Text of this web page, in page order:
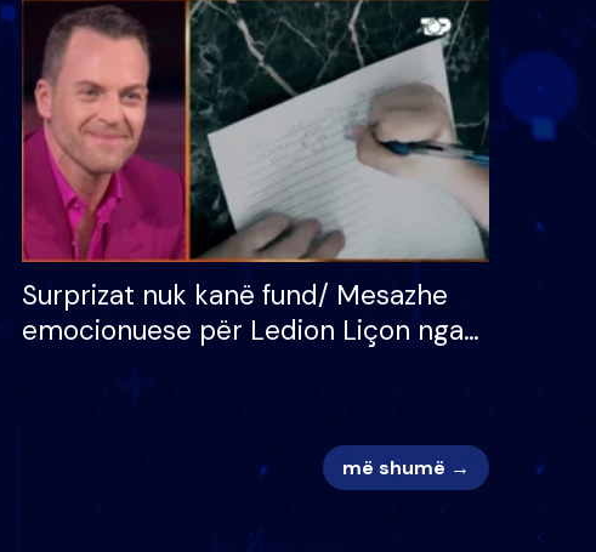
për
S’kemi ndonjë letër divorci
apo jo?
Surprizat nuk kanë fund/ Mesazhe
emocionuese për Ledion Liçon nga
më shumë →